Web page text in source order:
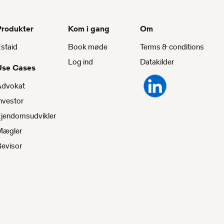
Cases
Kom i gang
Book møde
Log ind
Om
Terms & conditions
Datakilder